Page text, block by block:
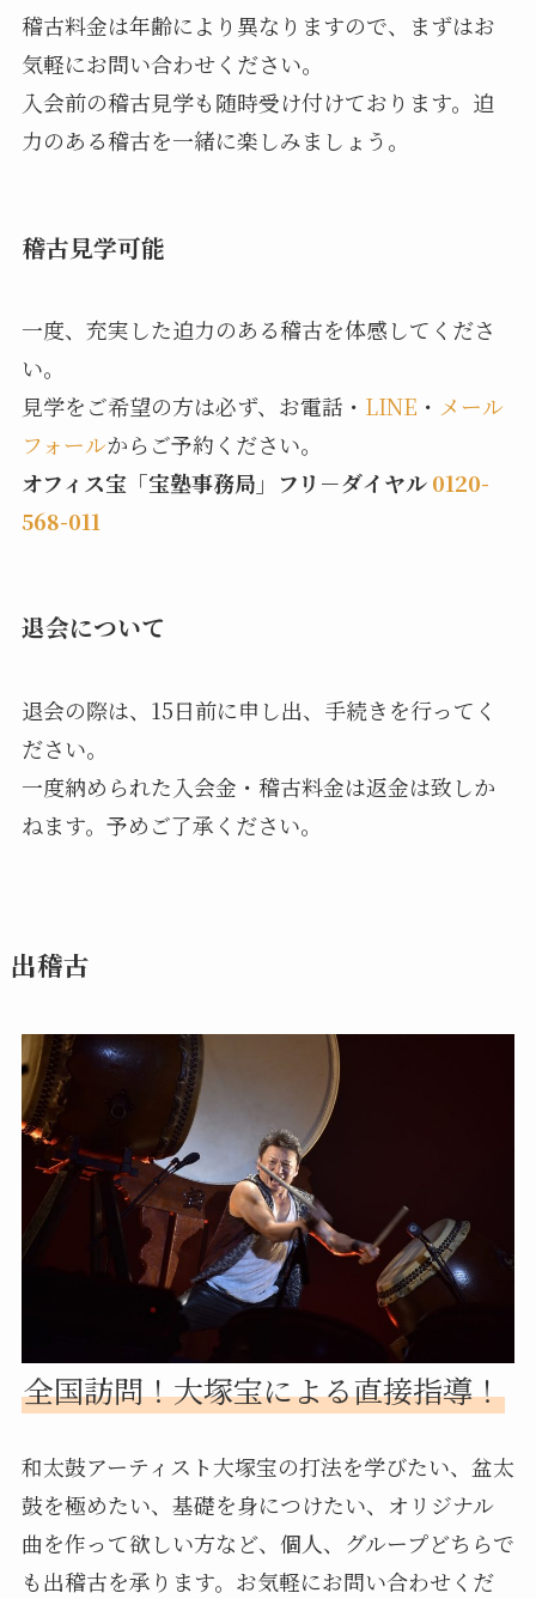
稽古料金は年齢により異なりますので、まずはお
気軽にお問い合わせください。
入会前の稽古見学も随時受け付けております。迫
力のある稽古を一緒に楽しみましょう。
稽古見学可能
一度、充実した迫力のある稽古を体感してくださ
い。
見学をご希望の方は必ず、お電話・ LINE ・ メール
フォールからご予約ください。
オフィス宝「宝塾事務局」フリ－ダイヤル0120-
568-011
退会について
退会の際は、15日前に申し出、手続きを行ってく
ださい。
一度納められた入会金・稽古料金は返金は致しか
ねます。予めご了承ください。
出稽古
全国訪問！大塚宝による直接指導！
和太鼓アーティスト大塚宝の打法を学びたい、盆太
鼓を極めたい、基礎を身につけたい、オリジナル
曲を作って欲しい方など、個人、グループどちらで
も出稽古を承ります。お気軽にお問い合わせくだ